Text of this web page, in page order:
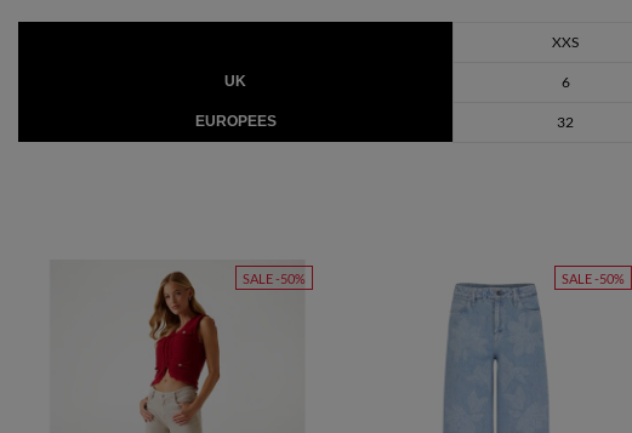
XXS
UK 6
EUROPEES 32
SALE -50% SALE -50%